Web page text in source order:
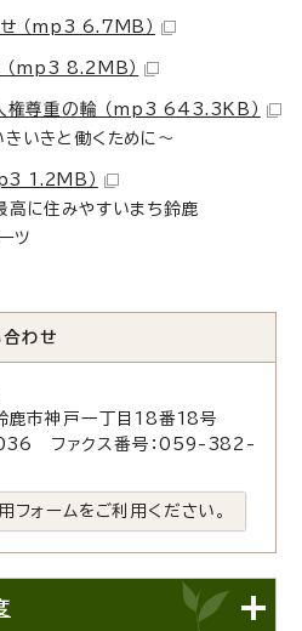
（mp3 6.7MB）
mp3 8.2MB）
権尊重の輪 （mp3 643.3KB）
いきと働くために～
1.2MB）
に住みやすいまち鈴鹿
ツ
合わせ
市神戸一丁目18番18号
ファクス番号：059-382-
フォームをご利用ください。